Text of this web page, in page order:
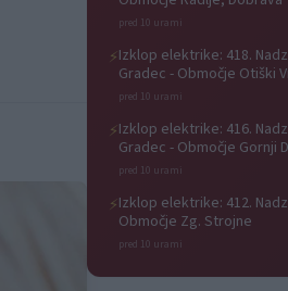
pred 10 urami
⚡Izklop elektrike: 418.
Gradec - Območje Otiški
pred 10 urami
⚡Izklop elektrike: 416.
Gradec - Območje Gornji
Kozjak, Tolsti vrh pri
pred 10 urami
⚡Izklop elektrike: 412.
Območje Zg. Strojne
pred 10 urami